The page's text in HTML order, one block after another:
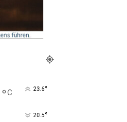
°C 23.6°
20.5°